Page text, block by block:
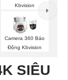
Kbvision
Camera 360 Báo
Động Kbvision
SIÊU